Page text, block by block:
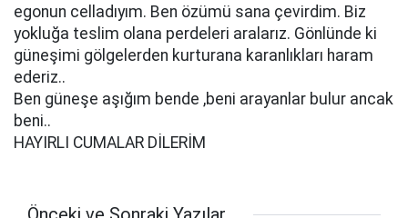
egonun celladıyım. Ben özümü sana çevirdim. Biz
yokluğa teslim olana perdeleri aralarız. Gönlünde ki
güneşimi gölgelerden kurturana karanlıkları haram
ederiz..
Ben güneşe aşığım bende ,beni arayanlar bulur ancak
beni..
HAYIRLI CUMALAR DİLERİM